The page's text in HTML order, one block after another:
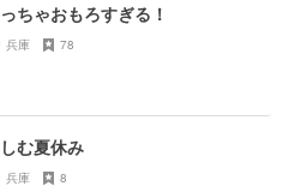
ちゃおもろすぎる！
兵庫 78
む夏休み
兵庫 8